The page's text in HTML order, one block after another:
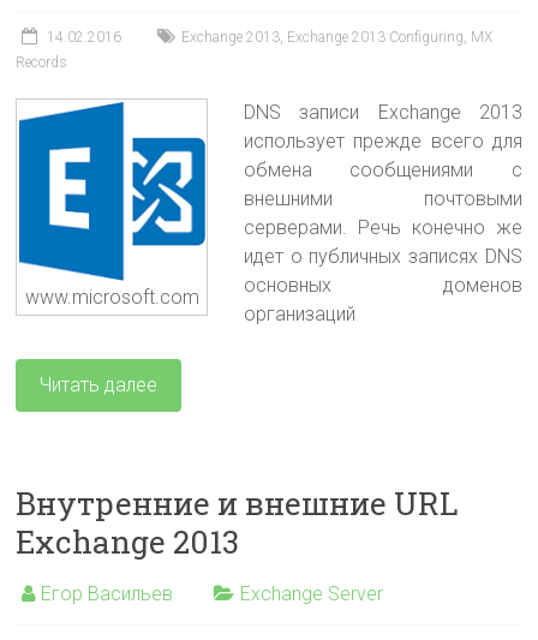
14.02.2016 Exchange 2013, Exchange 2013 Configuring, MX
Records
www.microsoft.com
DNS записи Exchange 2013
использует прежде всего для
обмена сообщениями с
внешними почтовыми
серверами. Речь конечно же
идет о публичных записях DNS
основных доменов
организаций
Читать далее
Внутренние и внешние URL
Exchange 2013
Егор Васильев Exchange Server